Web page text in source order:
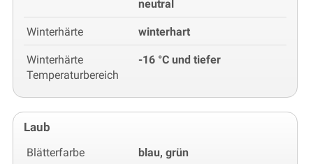
neutral
Winterhärte winterhart
Winterhärte
Temperaturbereich
-16 °C und tiefer
Laub
Blätterfarbe blau, grün